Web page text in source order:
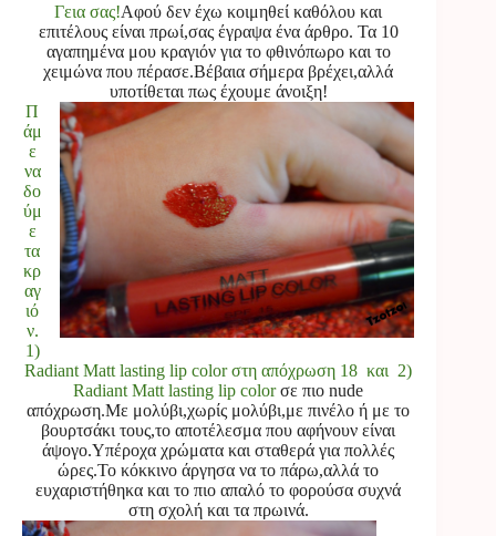
Γεια σας!Αφού δεν έχω κοιμηθεί καθόλου και
επιτέλους είναι πρωί,σας έγραψα ένα άρθρο. Τα 10
αγαπημένα μου κραγιόν για το φθινόπωρο και το
χειμώνα που πέρασε.Βέβαια σήμερα βρέχει,αλλά
υποτίθεται πως έχουμε άνοιξη!
Π
άμ
ε
να
δο
ύμ
ε
τα
κρ
αγ
ιό
ν.
1)
Radiant Matt lasting lip color στη απόχρωση 18 και 2)
Radiant Matt lasting lip colorσε πιο nude
απόχρωση.Με μολύβι,χωρίς μολύβι,με πινέλο ή με το
βουρτσάκι τους,το αποτέλεσμα που αφήνουν είναι
άψογο.Υπέροχα χρώματα και σταθερά για πολλές
ώρες.Το κόκκινο άργησα να το πάρω,αλλά το
ευχαριστήθηκα και το πιο απαλό το φορούσα συχνά
στη σχολή και τα πρωινά.